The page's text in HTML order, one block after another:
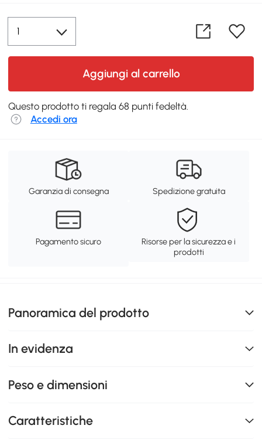
Aggiungi al carrello
Questo prodotto ti regala 68 punti fedeltà.
Accedi ora
Garanzia di consegna Spedizione gratuita
Pagamento sicuro
Risorse per la sicurezza e i
prodotti
Panoramica del prodotto
In evidenza
Peso e dimensioni
Caratteristiche